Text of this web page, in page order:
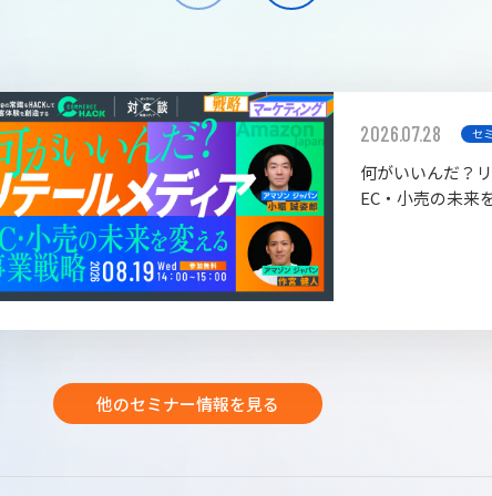
2026.07.28 セ
何がいいんだ？
EC・小売の未来
他のセミナー情報を見る